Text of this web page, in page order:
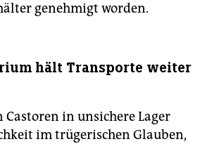
genehmigt worden.
hält Transporte weiter
Castoren in unsichere Lager
im trügerischen Glauben,